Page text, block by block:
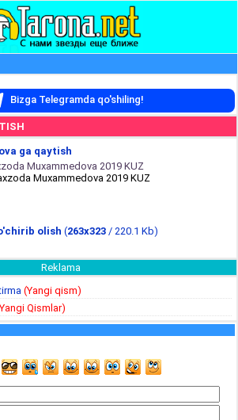
Bizga Telegramda qo'shiling!
ga qaytish
Muxammedova 2019 KUZ
olish (263x323 / 220.1 Kb)
Reklama
(Yangi qism)
Qismlar)